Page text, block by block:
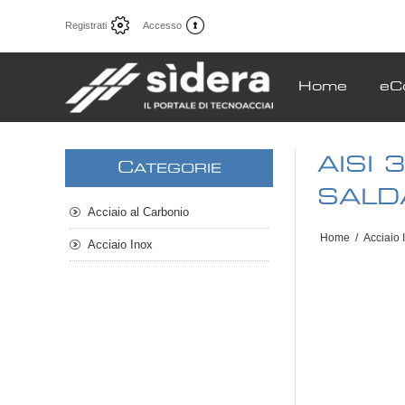
Registrati Accesso
Home
AISI
Home / Acciaio
CATEGORIE
Acciaio al Carbonio
Acciaio Inox